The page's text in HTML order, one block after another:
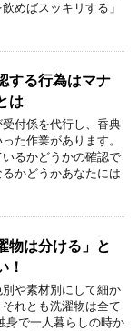
めばスッキリする」
する行為はマナ
は
付係を代行し、香典
た作業があります。
るかどうかの確認で
かどうかあなたには
物は分ける」と
！
や素材別にして細か
れとも洗濯物は全て
身で一人暮らしの時か